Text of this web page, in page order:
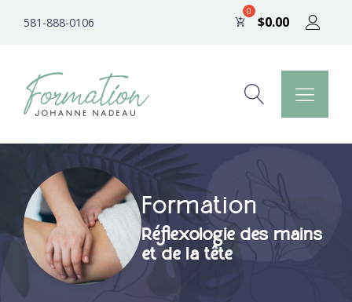
581-888-0106 $0.00
Formation
Réflexologie des mains
et de la tête